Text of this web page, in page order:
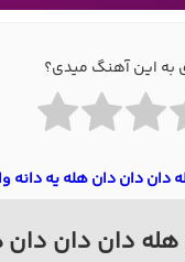
به این آهنگ میدی؟
دان دان دان هله یه دانه
دان دان دان